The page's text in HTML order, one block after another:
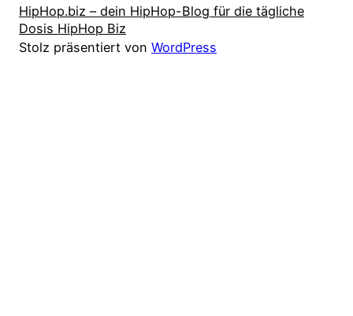
HipHop.biz – dein HipHop-Blog für die tägliche
Dosis HipHop Biz
Stolz präsentiert von WordPress